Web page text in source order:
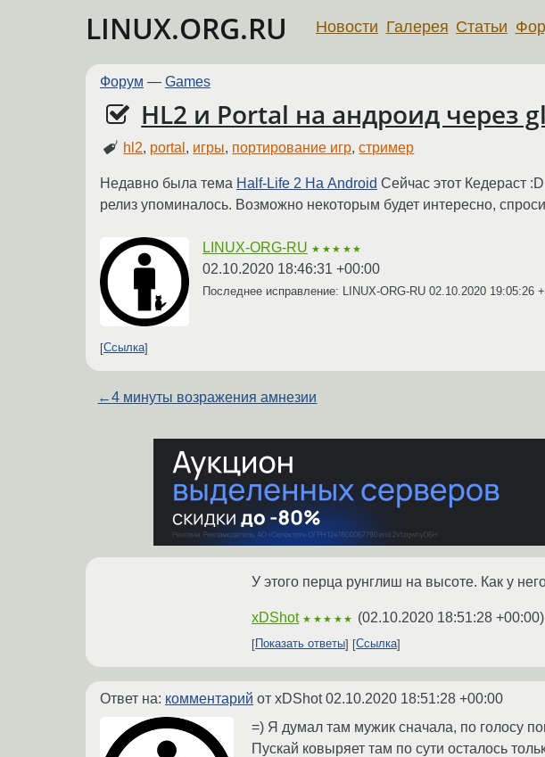
LINUX.ORG.RU Новости Галерея Статьи
Форум — Games
HL2 и Portal на андроид через
hl2, portal , игры, портирование игр,стример
Недавно была тема Half-Life 2 На Android Сейчас этот Кедераст
релиз упоминалось. Возможно некоторым будет интересно,
LINUX-ORG-RU ★★★★★
02.10.2020 18:46:31 +00:00
Последнее исправление: LINUX-ORG-RU 02.10.2020 19:05:26
Ссылка
←4 минуты возражения амнезии
У этого перца рунглиш на высоте. Как у
xDShot ★★★★★ (02.10.2020 18:51:28 +00:00)
Показать ответы Ссылка
Ответ на: комментарий от xDShot02.10.2020 18:51:28 +00:00
=) Я думал там мужик сначала, по голосу
Пускай ковыряет там по сути осталось